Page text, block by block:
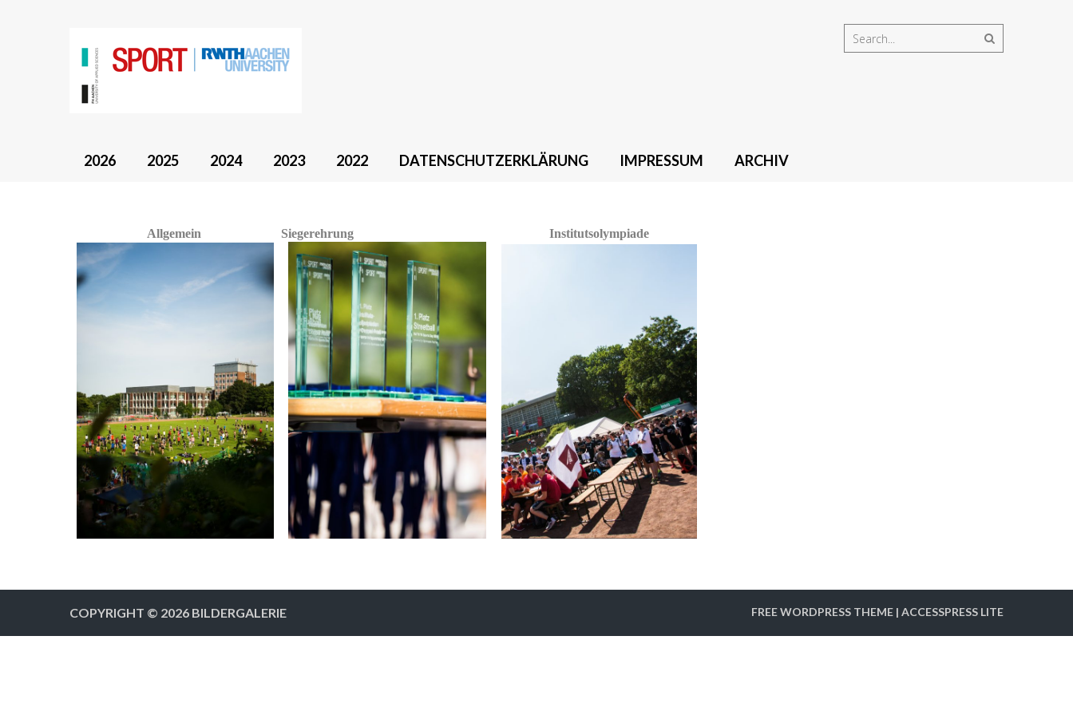
2026 2025 2024 2023 2022 DATENSCHUTZERKLÄRUNG IMPRESSUM ARCHIV
Allgemein Siegerehrung Institutsolympiade
FREE WORDPRESS THEME | ACCESSPRESS LITE
COPYRIGHT © 2026 BILDERGALERIE